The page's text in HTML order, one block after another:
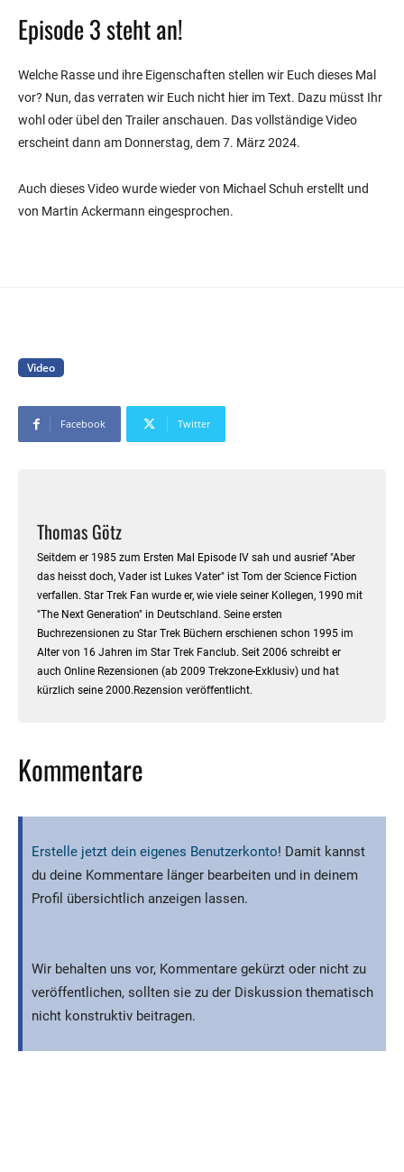
Episode 3 steht an!
Welche Rasse und ihre Eigenschaften stellen wir Euch dieses Mal
vor? Nun, das verraten wir Euch nicht hier im Text. Dazu müsst Ihr
wohl oder übel den Trailer anschauen. Das vollständige Video
erscheint dann am Donnerstag, dem 7. März 2024.
Auch dieses Video wurde wieder von Michael Schuh erstellt und
von Martin Ackermann eingesprochen.
Video
Facebook Twitter
Thomas Götz
Seitdem er 1985 zum Ersten Mal Episode IV sah und ausrief "Aber
das heisst doch, Vader ist Lukes Vater" ist Tom der Science Fiction
verfallen. Star Trek Fan wurde er, wie viele seiner Kollegen, 1990 mit
"The Next Generation" in Deutschland. Seine ersten
Buchrezensionen zu Star Trek Büchern erschienen schon 1995 im
Alter von 16 Jahren im Star Trek Fanclub. Seit 2006 schreibt er
auch Online Rezensionen (ab 2009 Trekzone-Exklusiv) und hat
kürzlich seine 2000.Rezension veröffentlicht.
Kommentare
Erstelle jetzt dein eigenes Benutzerkonto! Damit kannst
du deine Kommentare länger bearbeiten und in deinem
Profil übersichtlich anzeigen lassen.
Wir behalten uns vor, Kommentare gekürzt oder nicht zu
veröffentlichen, sollten sie zu der Diskussion thematisch
nicht konstruktiv beitragen.